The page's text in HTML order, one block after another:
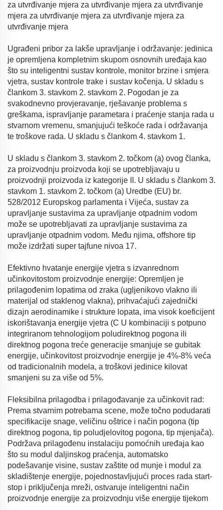
za utvrđivanje mjera za utvrđivanje mjera za utvrđivanje
mjera za utvrđivanje mjera za utvrđivanje mjera za
utvrđivanje mjera
Ugrađeni pribor za lakše upravljanje i održavanje: jedinica
je opremljena kompletnim skupom osnovnih uređaja kao
što su inteligentni sustav kontrole, monitor brzine i smjera
vjetra, sustav kontrole trake i sustav kočenja. U skladu s
člankom 3. stavkom 2. stavkom 2. Pogodan je za
svakodnevno provjeravanje, rješavanje problema s
greškama, ispravljanje parametara i praćenje stanja rada u
stvarnom vremenu, smanjujući teškoće rada i održavanja
te troškove rada. U skladu s člankom 4. stavkom 1.
U skladu s člankom 3. stavkom 2. točkom (a) ovog članka,
za proizvodnju proizvoda koji se upotrebljavaju u
proizvodnji proizvoda iz kategorije II. U skladu s člankom 3.
stavkom 1. stavkom 2. točkom (a) Uredbe (EU) br.
528/2012 Europskog parlamenta i Vijeća, sustav za
upravljanje sustavima za upravljanje otpadnim vodom
može se upotrebljavati za upravljanje sustavima za
upravljanje otpadnim vodom. Među njima, offshore tip
može izdržati super tajfune nivoa 17.
Efektivno hvatanje energije vjetra s izvanrednom
učinkovitostom proizvodnje energije: Opremljen je
prilagođenim lopatima od zraka (ugljenikovo vlakno ili
materijal od staklenog vlakna), prihvaćajući zajednički
dizajn aerodinamike i strukture lopata, ima visok koeficijent
iskorištavanja energije vjetra (C U kombinaciji s potpuno
integriranom tehnologijom poludirektnog pogona ili
direktnog pogona treće generacije smanjuje se gubitak
energije, učinkovitost proizvodnje energije je 4%-8% veća
od tradicionalnih modela, a troškovi jedinice kilovat
smanjeni su za više od 5%.
Fleksibilna prilagodba i prilagođavanje za učinkovit rad:
Prema stvarnim potrebama scene, može točno podudarati
specifikacije snage, veličinu oštrice i način pogona (tip
direktnog pogona, tip poludjelovitog pogona, tip mjenjača).
Podržava prilagođenu instalaciju pomoćnih uređaja kao
što su modul daljinskog praćenja, automatsko
podešavanje visine, sustav zaštite od munje i modul za
skladištenje energije, pojednostavljujući proces rada start-
stop i priključenja mreži, ostvaruje inteligentni način
proizvodnje energije za proizvodnju više energije tijekom